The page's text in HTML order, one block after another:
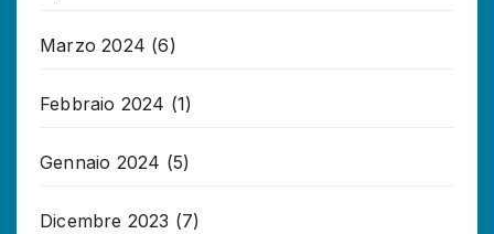
Marzo 2024 (6)
Febbraio 2024 (1)
Gennaio 2024 (5)
Dicembre 2023 (7)